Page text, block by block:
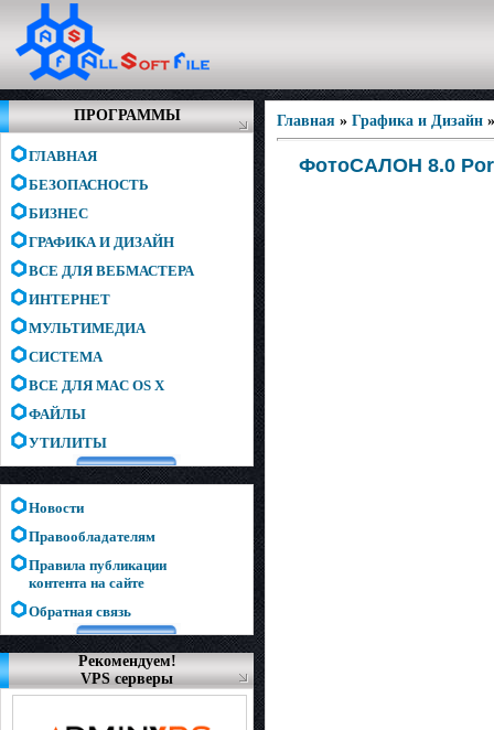
ПРОГРАММЫ
ГЛАВНАЯ
БЕЗОПАСНОСТЬ
БИЗНЕС
ГРАФИКА И ДИЗАЙН
ВСЕ ДЛЯ ВЕБМАСТЕРА
ИНТЕРНЕТ
МУЛЬТИМЕДИА
СИСТЕМА
ВСЕ ДЛЯ MAC OS X
ФАЙЛЫ
УТИЛИТЫ
Новости
Правообладателям
Правила публикации
контента на сайте
Обратная связь
Рекомендуем!
VPS серверы
Главная » Графика и Дизайн
ФотоСАЛОН 8.0